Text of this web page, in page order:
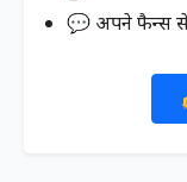
💬 अपने फैन्स से